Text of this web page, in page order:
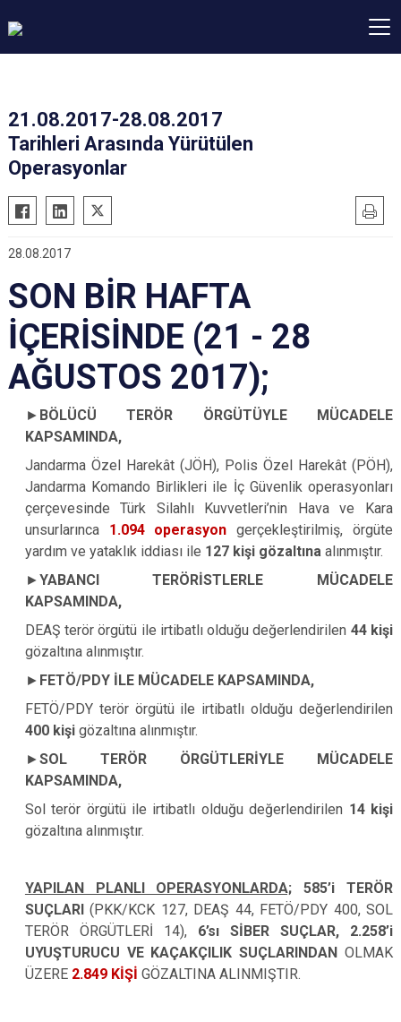
21.08.2017-28.08.2017
Tarihleri Arasında Yürütülen
Operasyonlar
28.08.2017
SON BİR HAFTA
İÇERİSİNDE (21 - 28
AĞUSTOS 2017);
► BÖLÜCÜ TERÖR ÖRGÜTÜYLE MÜCADELE
KAPSAMINDA,
Jandarma Özel Harekât (JÖH), Polis Özel Harekât (PÖH),
Jandarma Komando Birlikleri ile İç Güvenlik operasyonları
çerçevesinde Türk Silahlı Kuvvetleri’nin Hava ve Kara
unsurlarınca 1.094 operasyon gerçekleştirilmiş, örgüte
yardım ve yataklık iddiası ile 127 kişi gözaltınaalınmıştır.
►YABANCI TERÖRİSTLERLE MÜCADELE
KAPSAMINDA,
DEAŞ terör örgütü ile irtibatlı olduğu değerlendirilen 44 kişi
gözaltına alınmıştır.
► FETÖ/PDY İLE MÜCADELE KAPSAMINDA,
FETÖ/PDY terör örgütü ile irtibatlı olduğu değerlendirilen
400 kişigözaltına alınmıştır.
►SOL TERÖR ÖRGÜTLERİYLE MÜCADELE
KAPSAMINDA,
Sol terör örgütü ile irtibatlı olduğu değerlendirilen 14 kişi
gözaltına alınmıştır.
YAPILAN PLANLI OPERASYONLARDA;
585’i TERÖR
SUÇLARI(PKK/KCK 127, DEAŞ 44, FETÖ/PDY 400, SOL
TERÖR ÖRGÜTLERİ 14),
6’sı SİBER SUÇLAR, 2.258’i
UYUŞTURUCU VE KAÇAKÇILIK SUÇLARINDAN OLMAK
ÜZERE 2.849 KİŞİ GÖZALTINA ALINMIŞTIR.